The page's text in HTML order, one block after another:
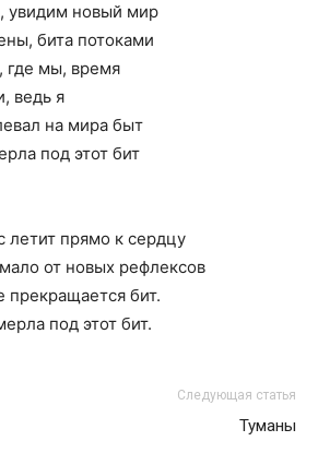
увидим новый мир
бита потоками
мы, время
ведь я
на мира быт
под этот бит
летит прямо к сердцу
от новых рефлексов
прекращается бит.
под этот бит.
Следующая статья
Туманы